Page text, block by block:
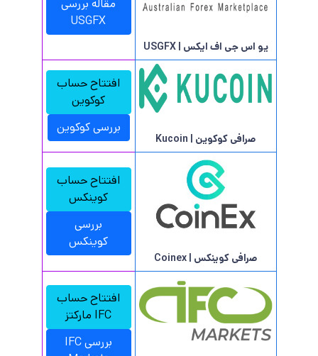
یو اس جی اف ایکس | USGFX
مقاله بررسی
USGFX
صرافی کوکوین | Kucoin
افتتاح حساب
کوکوین
بررسی کوکوین
صرافی کوینکس | Coinex
افتتاح حساب
کوینکس
بررسی
کوینکس
افتتاح حساب
IFC مارکتز
بررسی IFC